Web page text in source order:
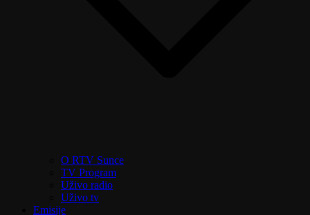
O RTV Sunce
TV Program
Uživo radio
Uživo tv
Emisije